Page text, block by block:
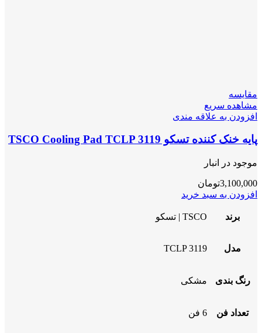
مقایسه
مشاهده سریع
افزودن به علاقه مندی
پایه خنک کننده تسکو TSCO Cooling Pad TCLP 3119
موجود در انبار
3,100,000تومان
افزودن به سبد خرید
برند TSCO | تسکو
مدل TCLP 3119
رنگ بندی مشکی
تعداد فن 6 فن